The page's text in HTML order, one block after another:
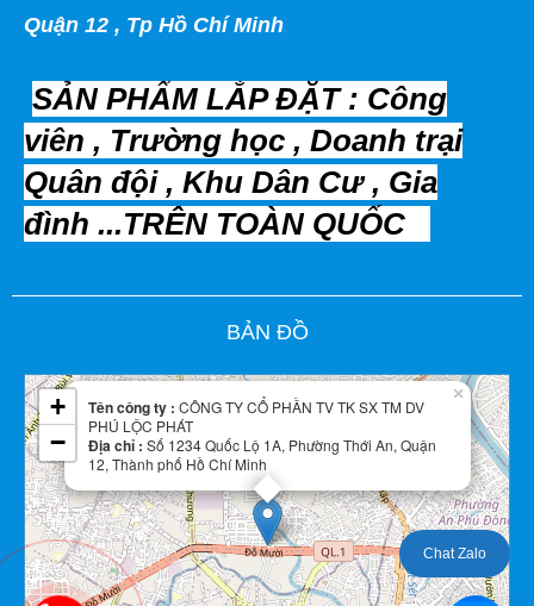
Quận 12 , Tp Hồ Chí Minh
SẢN PHẨM LẮP ĐẶT : Công
viên , Trường học , Doanh trại
Quân đội , Khu Dân Cư , Gia
đình ...TRÊN TOÀN QUỐC
BẢN ĐỒ
Tên công ty : CÔNG TY CỔ PHẦN TV TK SX TM DV
PHÚ LỘC PHÁT
Địa chỉ : Số 1234 Quốc Lộ 1A, Phường Thới An, Quận
12, Thành phố Hồ Chí Minh
×
+
−
Chat Zalo